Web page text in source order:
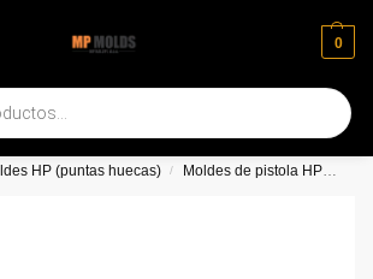
0
a nuestra nueva página web
HP (puntas huecas) / Moldes de pistola HP